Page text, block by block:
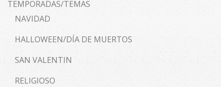
TEMPORADAS/TEMAS
NAVIDAD
HALLOWEEN/DÍA DE MUERTOS
SAN VALENTIN
RELIGIOSO